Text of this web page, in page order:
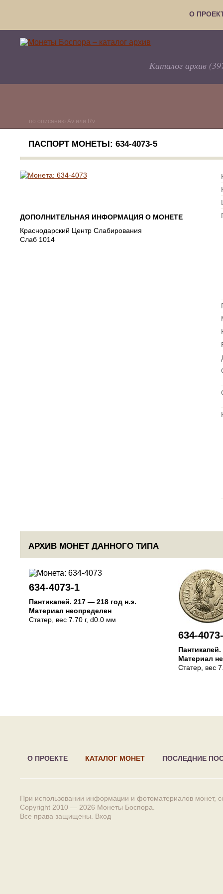
О
Каталог архив
по описанию Av или Rv
ПАСПОРТ МОНЕТЫ: 634-4073-5
ДОПОЛНИТЕЛЬНАЯ ИНФОРМАЦИЯ О МОНЕТЕ
Краснодарский Центр Слабирования
Слаб 1014
АРХИВ МОНЕТ ДАННОГО ТИПА
634-4073-1
Пантикапей. 217 — 218 год н.э.
Материал неопределен
Статер , вес 7.70 г, d0.0 мм
634-
Пантикапей.
Материал
Статер , вес
О ПРОЕКТЕ КАТАЛОГ МОНЕТ ПОСЛЕДНИЕ
При использовании информации и фотоматериалов монет,
Copyright 2010 — 2026 Монеты Боспора
Все права защищены. Вход